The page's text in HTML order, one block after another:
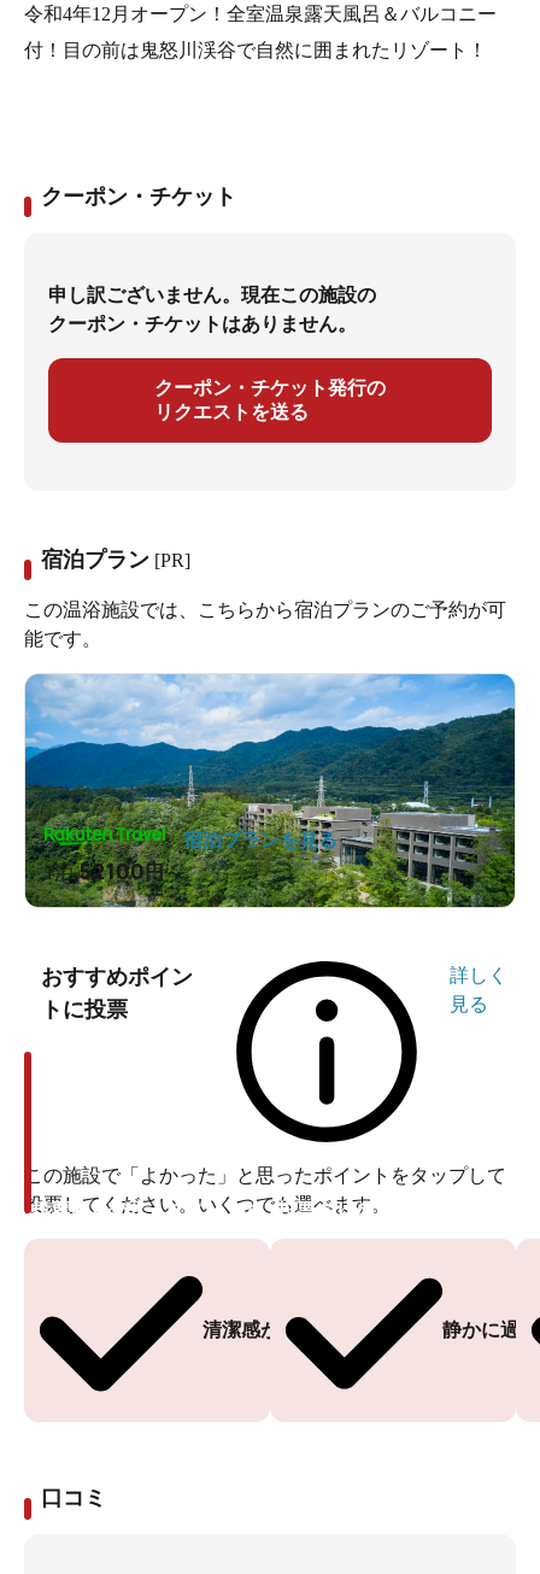
令和4年12月オープン！全室温泉露天風呂＆バルコニー
付！目の前は鬼怒川渓谷で自然に囲まれたリゾート！
クーポン・チケット
申し訳ございません。現在この施設の
クーポン・チケットはありません。
クーポン・チケット発行の
リクエストを送る
宿泊プラン [PR]
この温浴施設では、こちらから宿泊プランのご予約が可
能です。
1泊52100円～
宿泊プランを見る
おすすめポイン
トに投票
詳しく
見る
この施設で「よかった」と思ったポイントをタップして
投票してください。いくつでも選べます。
清潔感がある
投票ありがとうございます
静かに過
投票ありがとうございます
口コミ